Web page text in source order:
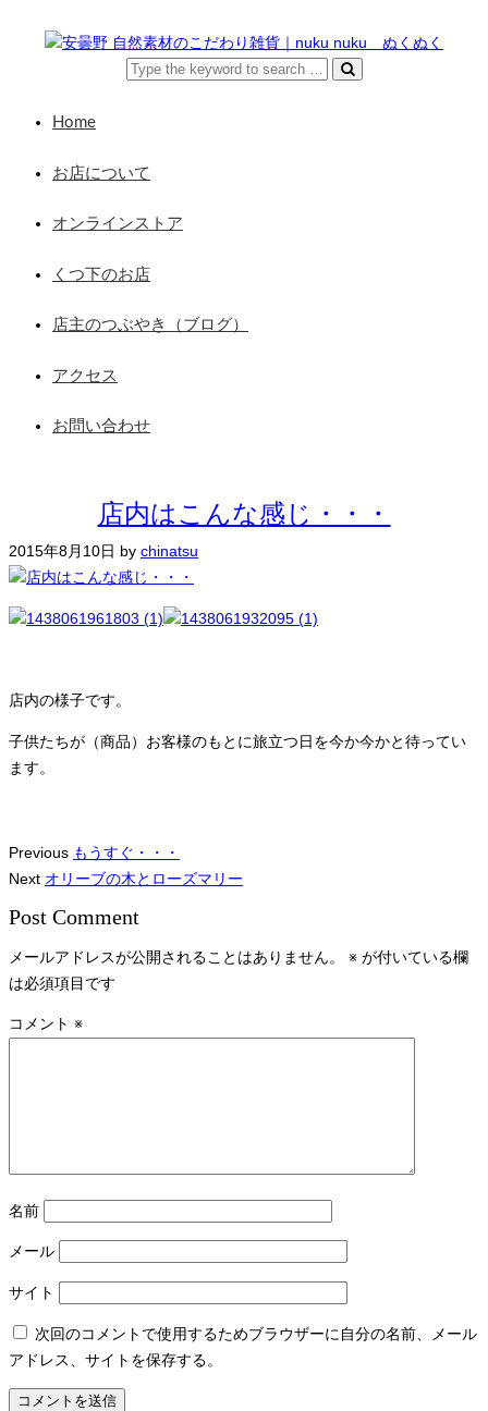
Home
お店について
オンラインストア
くつ下のお店
店主のつぶやき（ブログ）
アクセス
お問い合わせ
店内はこんな感じ・・・
2015年8月10日 by chinatsu
店内の様子です。
子供たちが（商品）お客様のもとに旅立つ日を今か今かと待ってい
ます。
Previous もうすぐ・・・
Next オリーブの木とローズマリー
Post Comment
メールアドレスが公開されることはありません。 ※ が付いている欄
は必須項目です
コメント ※
名前
メール
サイト
次回のコメントで使用するためブラウザーに自分の名前、メール
アドレス、サイトを保存する。